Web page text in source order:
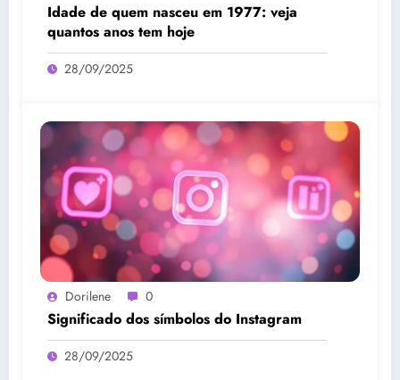
Idade de quem nasceu em 1977: veja
quantos anos tem hoje
28/09/2025
Dorilene 0
Significado dos símbolos do Instagram
28/09/2025